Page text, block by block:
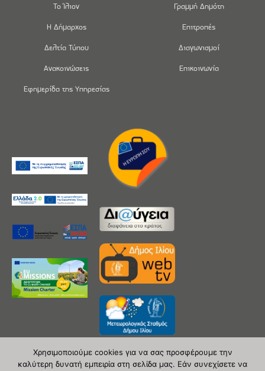
Το Ίλιον
Η Δήμαρχος
Δελτία Τύπου
Ανακοινώσεις
Εφημερίδα της Υπηρεσίας
Γραμμή Δημότη
Επιτροπές
Διαγωνισμοί
Επικοινωνία
Χρησιμοποιούμε cookies για να σας προσφέρουμε την
καλύτερη δυνατή εμπειρία στη σελίδα μας. Εάν συνεχίσετε να